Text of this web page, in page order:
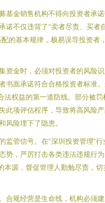
基金销售机构不得向投资者承
诺不仅违背了“卖者尽责、买者
的基本规律，极易误导投资者
资金时，必须对投资者的风险
书面承诺符合合格投资者标准
法权益的第一道防线。部分被罚
此项评估程序，导致将高风险
风险埋下了隐患。
监管信号。在“深圳投资管理”行
势，严厉打击各类违法违规行
本源，督促管理人勤勉尽责，切
合规经营是生命线，机构必须